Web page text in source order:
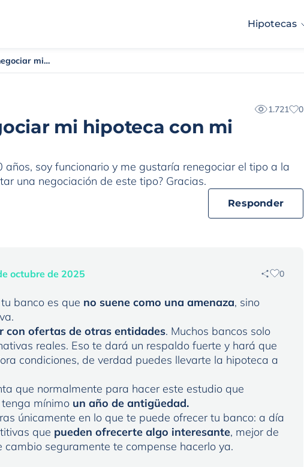
Hipotecas
¿Cómo puedo renegociar mi hipoteca con mi banco?
1.721 0
mi hipoteca con mi
soy funcionario y me gustaría renegociar el tipo a la
una negociación de este tipo? Gracias.
Responder
octubre de 2025 0
banco es que no suene como una amenaza, sino
con ofertas de otras entidades. Muchos bancos solo
reales. Eso te dará un respaldo fuerte y hará que
condiciones, de verdad puedes llevarte la hipoteca a
que normalmente para hacer este estudio que
mínimo un año de antigüedad.
únicamente en lo que te puede ofrecer tu banco: a día
que pueden ofrecerte algo interesante, mejor de
cambio seguramente te compense hacerlo ya.